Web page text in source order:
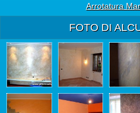
Arrotatura
FOTO DI